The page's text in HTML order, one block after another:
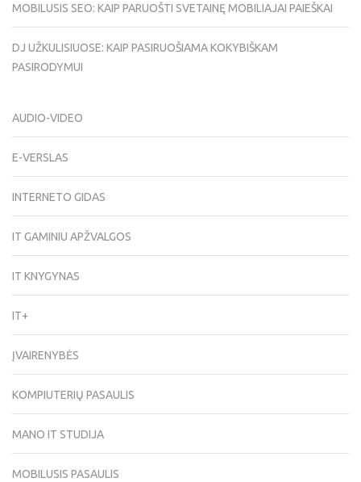
MOBILUSIS SEO: KAIP PARUOŠTI SVETAINĘ MOBILIAJAI PAIEŠKAI
DJ UŽKULISIUOSE: KAIP PASIRUOŠIAMA KOKYBIŠKAM
PASIRODYMUI
AUDIO-VIDEO
E-VERSLAS
INTERNETO GIDAS
IT GAMINIU APŽVALGOS
IT KNYGYNAS
IT+
ĮVAIRENYBĖS
KOMPIUTERIŲ PASAULIS
MANO IT STUDIJA
MOBILUSIS PASAULIS